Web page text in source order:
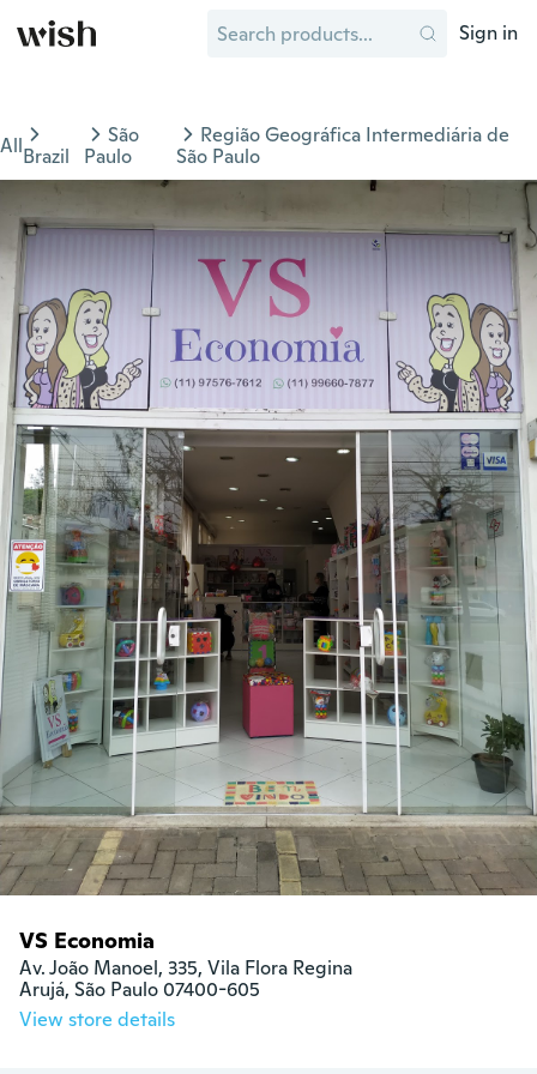
Sign in
AllBrazil
São
Paulo
Região Geográfica Intermediária de
São Paulo
VS Economia
Av. João Manoel, 335, Vila Flora Regina
Arujá, São Paulo 07400-605
View store details